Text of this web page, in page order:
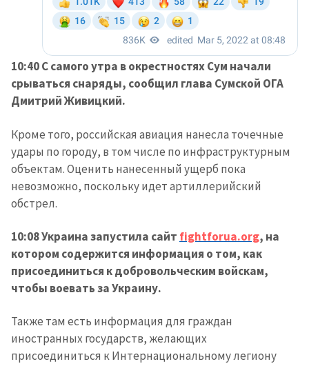
10:40 С самого утра в окрестностях Сум начали
срываться снаряды, сообщил глава Сумской ОГА
Дмитрий Живицкий.
Кроме того, российская авиация нанесла точечные
удары по городу, в том числе по инфраструктурным
объектам. Оценить нанесенный ущерб пока
невозможно, поскольку идет артиллерийский
обстрел.
10:08 Украина запустила сайт fightforua.org, на
котором содержится информация о том, как
присоединиться к добровольческим войскам,
чтобы воевать за Украину.
Также там есть информация для граждан
иностранных государств, желающих
присоединиться к Интернациональному легиону